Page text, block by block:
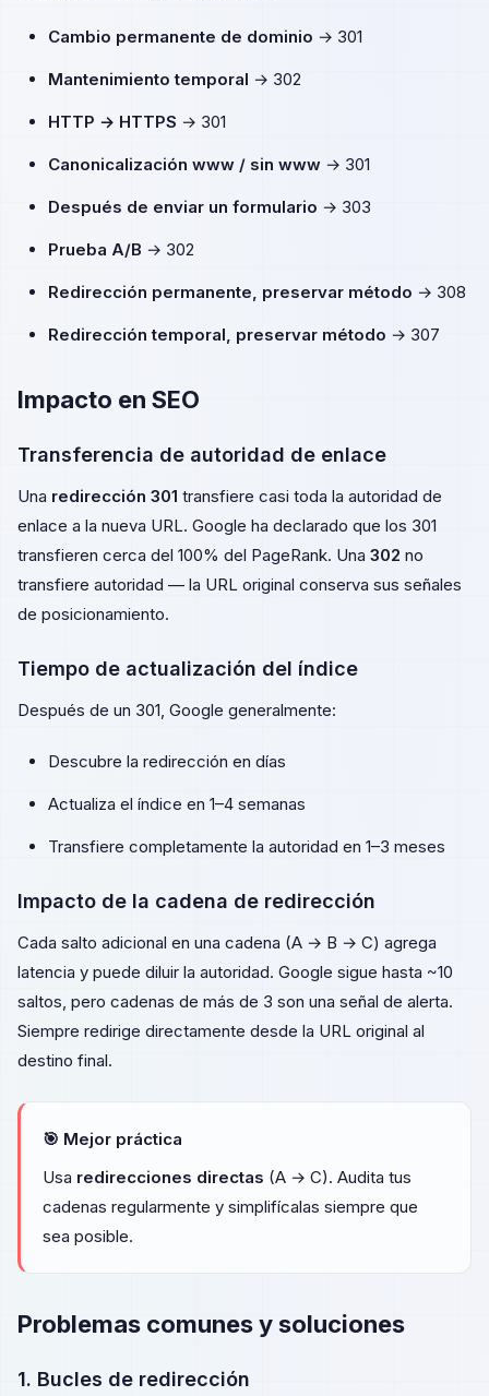
Cambio permanente de dominio → 301
Mantenimiento temporal → 302
HTTP → HTTPS → 301
Canonicalización www / sin www → 301
Después de enviar un formulario → 303
Prueba A/B → 302
Redirección permanente, preservar método → 308
Redirección temporal, preservar método → 307
Impacto en SEO
Transferencia de autoridad de enlace
Una redirección 301 transfiere casi toda la autoridad de
enlace a la nueva URL. Google ha declarado que los 301
transfieren cerca del 100% del PageRank. Una 302 no
transfiere autoridad — la URL original conserva sus señales
de posicionamiento.
Tiempo de actualización del índice
Después de un 301, Google generalmente:
Descubre la redirección en días
Actualiza el índice en 1–4 semanas
Transfiere completamente la autoridad en 1–3 meses
Impacto de la cadena de redirección
Cada salto adicional en una cadena (A → B → C) agrega
latencia y puede diluir la autoridad. Google sigue hasta ~10
saltos, pero cadenas de más de 3 son una señal de alerta.
Siempre redirige directamente desde la URL original al
destino final.
🎯 Mejor práctica
Usa redirecciones directas (A → C). Audita tus
cadenas regularmente y simplifícalas siempre que
sea posible.
Problemas comunes y soluciones
1. Bucles de redirección